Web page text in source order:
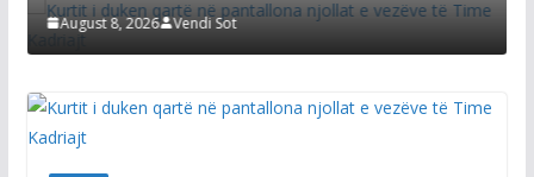
August 8, 2026 Vendi Sot